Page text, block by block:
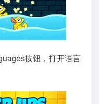
按钮，打开语言